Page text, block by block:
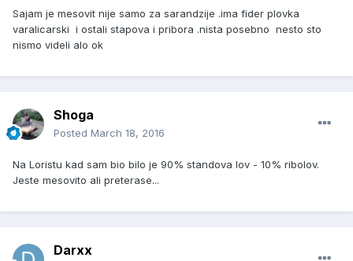
Sajam je mesovit nije samo za sarandzije .ima fider plovka
varalicarski i ostali stapova i pribora .nista posebno nesto sto
nismo videli alo ok
Shoga
Posted March 18, 2016
Na Loristu kad sam bio bilo je 90% standova lov - 10% ribolov.
Jeste mesovito ali preterase...
Darxx